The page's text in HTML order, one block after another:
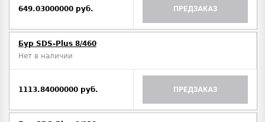
649.03000000 руб. ПРЕДЗАКАЗ
Бур SDS-Plus 8/460
Нет в наличии
1113.84000000 руб. ПРЕДЗАКАЗ